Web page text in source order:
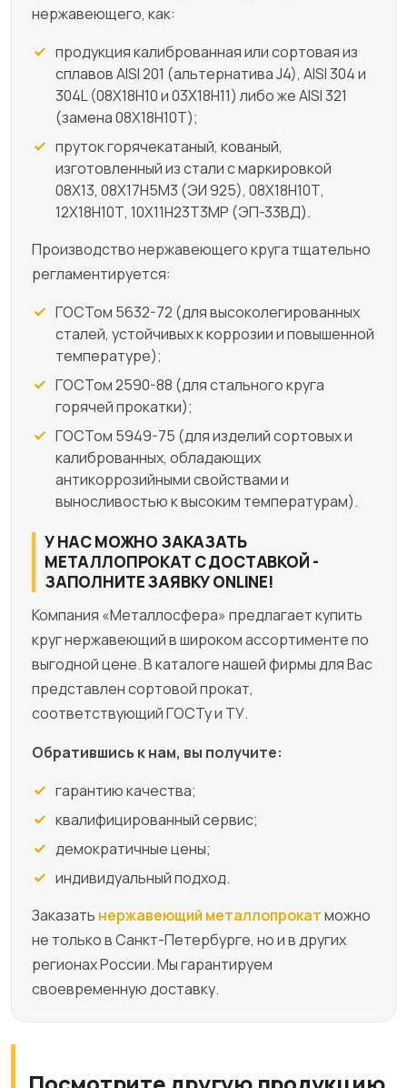
нержавеющего, как:
продукция калиброванная или сортовая из
сплавов AISI 201 (альтернатива J4), AISI 304 и
304L (08Х18Н10 и 03Х18Н11) либо же AISI 321
(замена 08Х18Н10Т);
пруток горячекатаный, кованый,
изготовленный из стали с маркировкой
08Х13, 08Х17Н5М3 (ЭИ 925), 08Х18Н10Т,
12Х18Н10Т, 10Х11Н23Т3МР (ЭП-33ВД).
Производство нержавеющего круга тщательно
регламентируется:
ГОСТом 5632-72 (для высоколегированных
сталей, устойчивых к коррозии и повышенной
температуре);
ГОСТом 2590-88 (для стального круга
горячей прокатки);
ГОСТом 5949-75 (для изделий сортовых и
калиброванных, обладающих
антикоррозийными свойствами и
выносливостью к высоким температурам).
У НАС МОЖНО ЗАКАЗАТЬ
МЕТАЛЛОПРОКАТ С ДОСТАВКОЙ -
ЗАПОЛНИТЕ ЗАЯВКУ ONLINE!
Компания «Металлосфера» предлагает купить
круг нержавеющий в широком ассортименте по
выгодной цене. В каталоге нашей фирмы для Вас
представлен сортовой прокат,
соответствующий ГОСТу и ТУ.
Обратившись к нам, вы получите:
гарантию качества;
квалифицированный сервис;
демократичные цены;
индивидуальный подход.
Заказать нержавеющий металлопрокатможно
не только в Санкт-Петербурге, но и в других
регионах России. Мы гарантируем
своевременную доставку.